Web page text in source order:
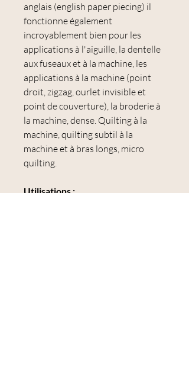
anglais (english paper piecing) il
fonctionne également
incroyablement bien pour les
applications à l'aiguille, la dentelle
aux fuseaux et à la machine, les
applications à la machine (point
droit, zigzag, ourlet invisible et
point de couverture), la broderie à
la machine, dense. Quilting à la
machine, quilting subtil à la
machine et à bras longs, micro
quilting.
Utilisations :